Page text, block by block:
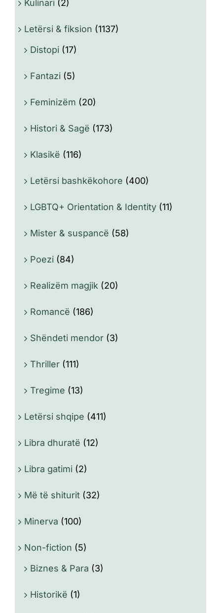
Kulinari (2)
Letërsi & fiksion (1137)
Distopi (17)
Fantazi (5)
Feminizëm (20)
Histori & Sagë (173)
Klasikë (116)
Letërsi bashkëkohore (400)
LGBTQ+ Orientation & Identity (11)
Mister & suspancë (58)
Poezi (84)
Realizëm magjik (20)
Romancë (186)
Shëndeti mendor (3)
Thriller (111)
Tregime (13)
Letërsi shqipe (411)
Libra dhuratë (12)
Libra gatimi (2)
Më të shiturit (32)
Minerva (100)
Non-fiction (5)
Biznes & Para (3)
Historikë (1)